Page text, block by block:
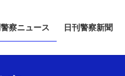
警察ニュース 日刊警察新聞